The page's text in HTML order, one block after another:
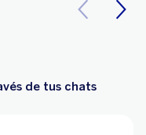
de tus chats